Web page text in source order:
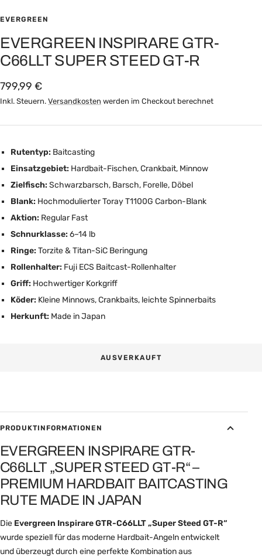
gehengehen
EVERGREEN
EVERGREEN INSPIRARE GTR-
C66LLT SUPER STEED GT-R
Angebotspreis
799,99 €
Inkl. Steuern. Versandkosten werden im Checkout berechnet
Rutentyp: Baitcasting
Einsatzgebiet: Hardbait-Fischen, Crankbait, Minnow
Zielfisch: Schwarzbarsch, Barsch, Forelle, Döbel
Blank: Hochmodulierter Toray T1100G Carbon-Blank
Aktion: Regular Fast
Schnurklasse: 6–14 lb
Ringe: Torzite & Titan-SiC Beringung
Rollenhalter: Fuji ECS Baitcast-Rollenhalter
Griff: Hochwertiger Korkgriff
Köder: Kleine Minnows, Crankbaits, leichte Spinnerbaits
Herkunft: Made in Japan
AUSVERKAUFT
PRODUKTINFORMATIONEN
EVERGREEN INSPIRARE GTR-
C66LLT „SUPER STEED GT-R“ –
PREMIUM HARDBAIT BAITCASTING
RUTE MADE IN JAPAN
Die Evergreen Inspirare GTR-C66LLT „Super Steed GT-R“
wurde speziell für das moderne Hardbait-Angeln entwickelt
und überzeugt durch eine perfekte Kombination aus